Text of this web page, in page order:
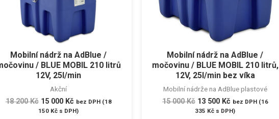
Mobilní nádrž na AdBlue /
/ BLUE MOBIL 210 litrů
12V, 25l/min
Akční
18 200Kč 15 000 Kč bez DPH (18
150 Kč s DPH)
Mobilní nádrž na AdBlue /
močovinu / BLUE MOBIL 210 litrů,
12V, 25l/min bez víka
Mobilní nádrže na AdBlue plastové
15 000Kč 13 500 Kč bez DPH (16
335 Kč s DPH)